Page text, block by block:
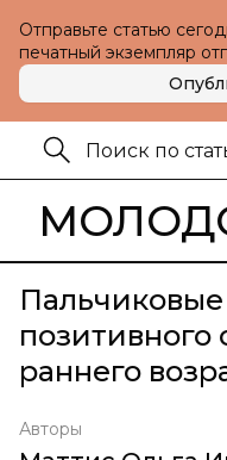
Отправьте статью
печатный экземпляр
раннего
Авторы